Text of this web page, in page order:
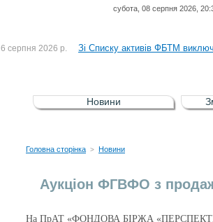
субота, 08 серпня 2026,
До Списку активів
6 серпня 2026 р. Зі Списку активів ФБТМ
5 серпня 2026 р. Зі списку активів РФР
4 серпня 2026 р. До Списку активів
Новини
Головна сторінка > Новини
Аукціон ФГВФО з
На ПрАТ «ФОНДОВА БІРЖА